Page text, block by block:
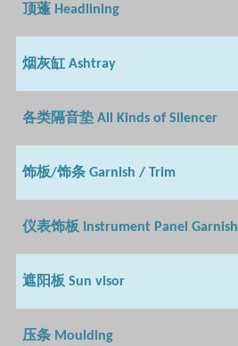
顶蓬 Headlining
烟灰缸 Ashtray
各类隔音垫 All Kinds of Silencer
饰板/饰条 Garnish / Trim
仪表饰板 Instrument Panel Garnish
遮阳板 Sun visor
压条 Moulding